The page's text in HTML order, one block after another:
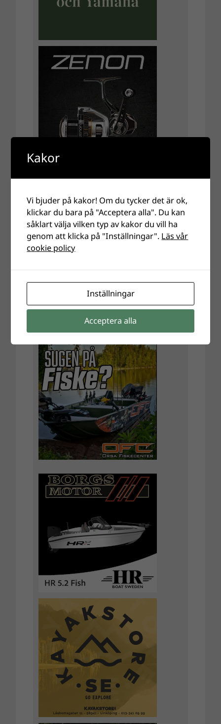
Kakor
Vi bjuder på kakor! Om du tycker det är ok,
klickar du bara på "Acceptera alla". Du kan
såklart välja vilken typ av kakor du vill ha
genom att klicka på "Inställningar". Läs vår
cookie policy
Inställningar
Acceptera alla